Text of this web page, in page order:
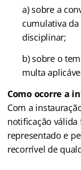
a) sobre a
cumulativa
disciplinar;
b) sobre o
multa
Como ocorre a
Com a
notificação
representado e
recorrível de